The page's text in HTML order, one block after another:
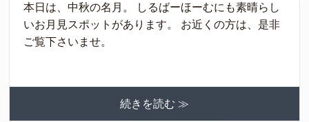
本日は、中秋の名月。 しるばーほーむにも素晴らし
いお月見スポットがあります。 お近くの方は、是非
ご覧下さいませ。
続きを読む ≫